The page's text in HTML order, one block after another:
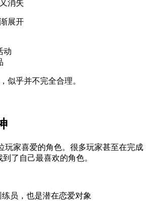
消失
展开
动
似乎并不完全合理。
玩家喜爱的角色。很多玩家甚至在完成
了自己最喜欢的角色。
练员，也是潜在恋爱对象